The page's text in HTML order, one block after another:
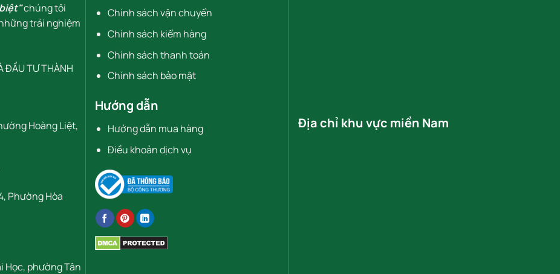
chúng tôi
trải nghiệm
ĐẦU TƯ THÀNH
Hoàng Liệt,
Phường Hòa
Học, phường Tân
Chính sách vận chuyển
Chính sách kiểm hàng
Chính sách thanh toán
Chính sách bảo mật
Hướng dẫn
Hướng dẫn mua hàng
Điều khoản dịch vụ
Địa chỉ khu vực miền Nam